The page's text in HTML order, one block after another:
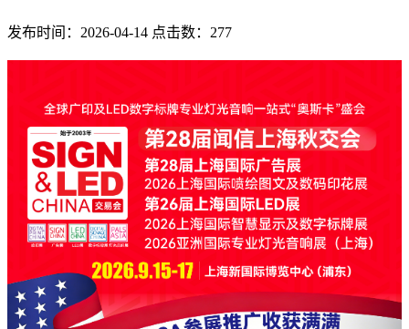
发布时间：2026-04-14 点击数：277